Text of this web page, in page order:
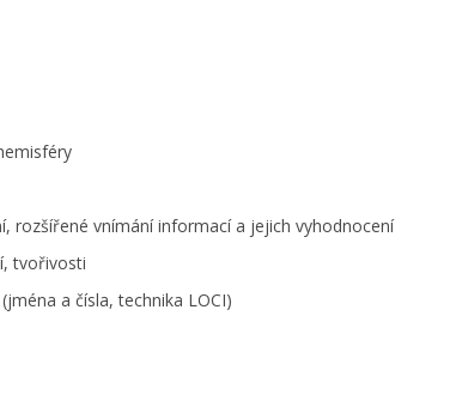
rozšířené vnímání informací a jejich vyhodnocení
tvořivosti
a čísla, technika LOCI)